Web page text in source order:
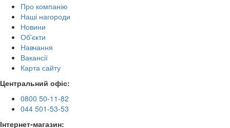
Про компанію
Наші нагороди
Новини
Об'єкти
Навчання
Вакансії
Карта сайту
Центральний офіс:
0800 50-11-82
044 501-53-53
Інтернет-магазин: